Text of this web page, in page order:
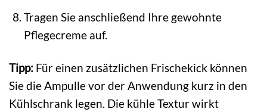
Tragen Sie anschließend Ihre gewohnte
Pflegecreme auf.
Tipp: Für einen zusätzlichen Frischekick können
Sie die Ampulle vor der Anwendung kurz in den
Kühlschrank legen. Die kühle Textur wirkt